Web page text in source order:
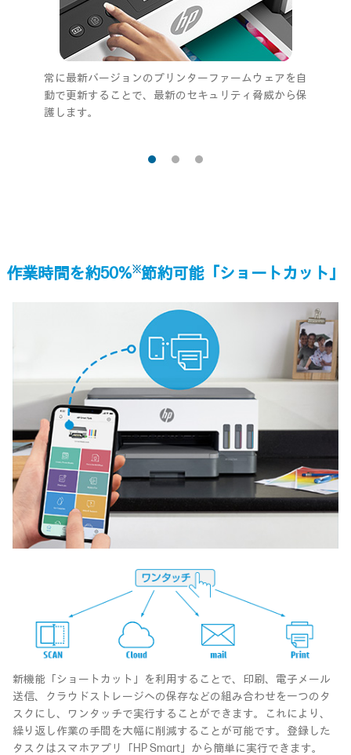
常に最新バージョンのプリンターファームウェアを自
動で更新することで、最新のセキュリティ脅威から保
護します。
作業時間を約50%※節約可能「ショートカット」
新機能「ショートカット」を利用することで、印刷、電子メール
送信、クラウドストレージへの保存などの組み合わせを一つのタ
スクにし、ワンタッチで実行することができます。これにより、
繰り返し作業の手間を大幅に削減することが可能です。登録した
タスクはスマホアプリ「HP Smart」から簡単に実行できます。